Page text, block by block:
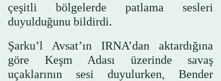
çeşitli bölgelerde patlama sesleri
duyulduğunu bildirdi.
Şarku’l Avsat’ın IRNA’dan aktardığına
göre Keşm Adası üzerinde savaş
uçaklarının sesi duyulurken, Bender